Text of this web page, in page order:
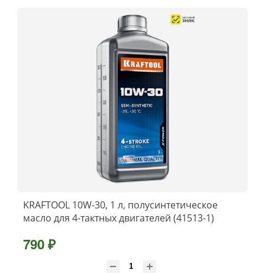
KRAFTOOL 10W-30, 1 л, полусинтетическое
масло для 4-тактных двигателей (41513-1)
790 ₽